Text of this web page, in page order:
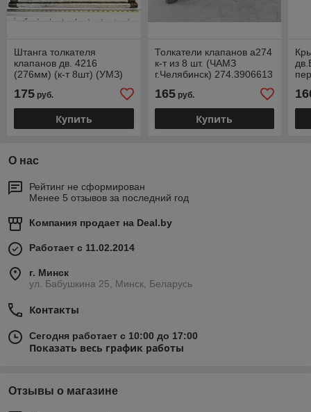
Штанга толкателя
клапанов дв. 4216
(276мм) (к-т 8шт) (УМЗ)
175 руб.
Купить
Толкатели клапанов а274
к-т из 8 шт. (ЧАМЗ
г.Челябинск) 274.3906613
165руб.
Купить
О нас
Рейтинг не сформирован
Менее 5 отзывов за последний год
Компания продает на Deal.by
Работает с 11.02.2014
г. Минск
ул. Бабушкина 25, Минск, Беларусь
Контакты
Сегодня работает с 10:00 до 17:00
Показать весь график работы
Отзывы о магазине